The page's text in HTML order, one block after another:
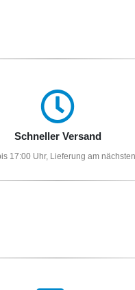
Schneller Versand
17:00 Uhr, Lieferung am